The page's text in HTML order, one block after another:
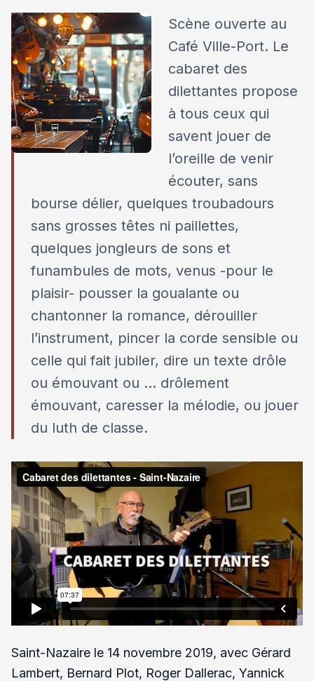
Scène ouverte au
Café Ville-Port. Le
cabaret des
dilettantes propose
à tous ceux qui
savent jouer de
l’oreille de venir
écouter, sans
bourse délier, quelques troubadours
sans grosses têtes ni paillettes,
quelques jongleurs de sons et
funambules de mots, venus -pour le
plaisir- pousser la goualante ou
chantonner la romance, dérouiller
l’instrument, pincer la corde sensible ou
celle qui fait jubiler, dire un texte drôle
ou émouvant ou … drôlement
émouvant, caresser la mélodie, ou jouer
du luth de classe.
Saint-Nazaire le 14 novembre 2019, avec Gérard
Lambert, Bernard Plot, Roger Dallerac, Yannick